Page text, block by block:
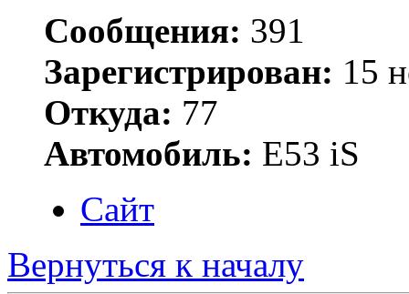
Сообщения: 391
Зарегистрирован: 15
Откуда: 77
Автомобиль: Е53 iS
Сайт
Вернуться к началу